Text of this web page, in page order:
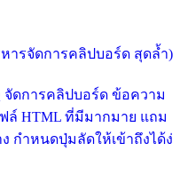
หารจัดการคลิปบอร์ด สุดล้ำ)
จัดการคลิปบอร์ด ข้อความ
ฟล์ HTML ที่มีมากมาย แถม
กำหนดปุ่มลัดให้เข้าถึงได้ง่